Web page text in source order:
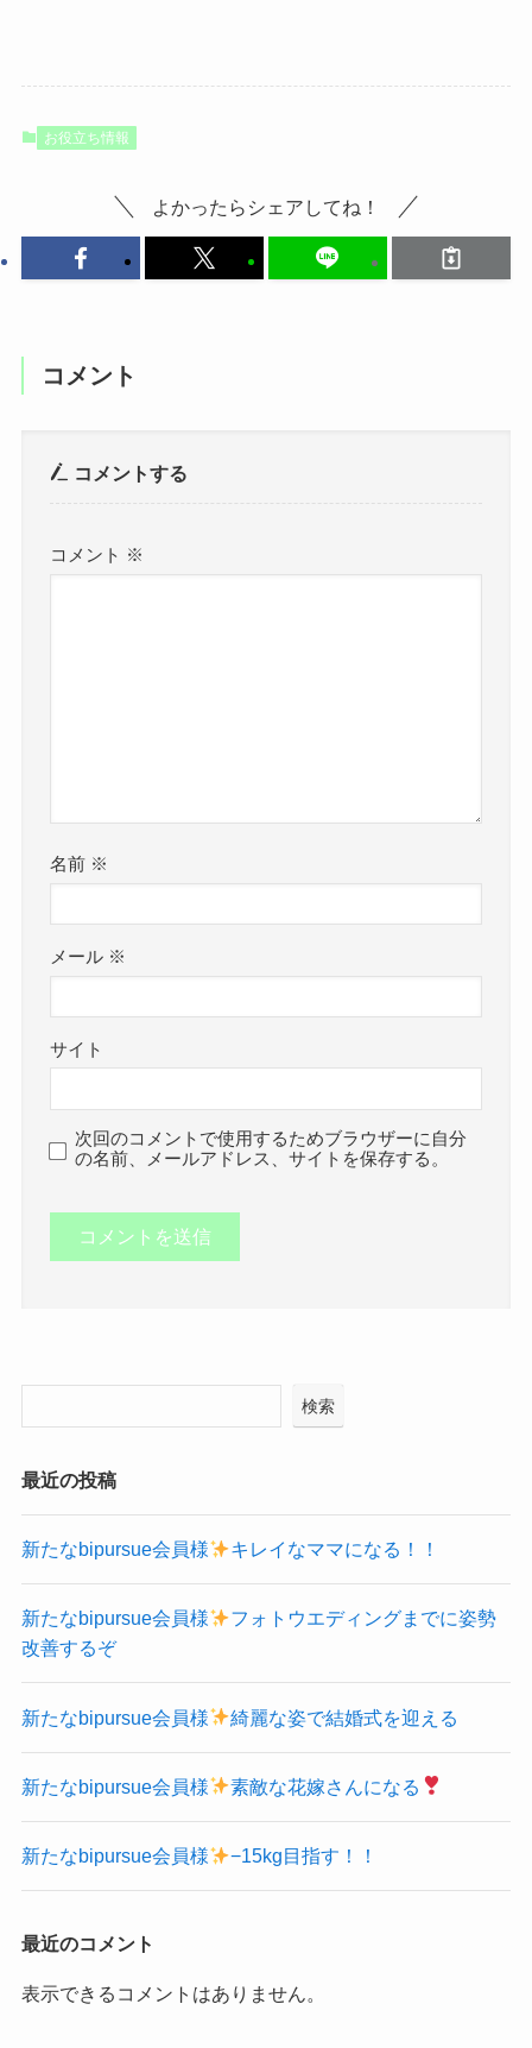
お役立ち情報
よかったらシェアしてね！
コメント
コメントする
コメント ※
名前 ※
メール ※
サイト
次回のコメントで使用するためブラウザーに自分
の名前、メールアドレス、サイトを保存する。
検索
最近の投稿
新たなbipursue会員様 キレイなママになる！！
新たなbipursue会員様
フォトウエディングまでに姿勢
改善するぞ
新たなbipursue会員様 綺麗な姿で結婚式を迎える
新たなbipursue会員様 素敵な花嫁さんになる
新たなbipursue会員様 −15kg目指す！！
最近のコメント
表示できるコメントはありません。